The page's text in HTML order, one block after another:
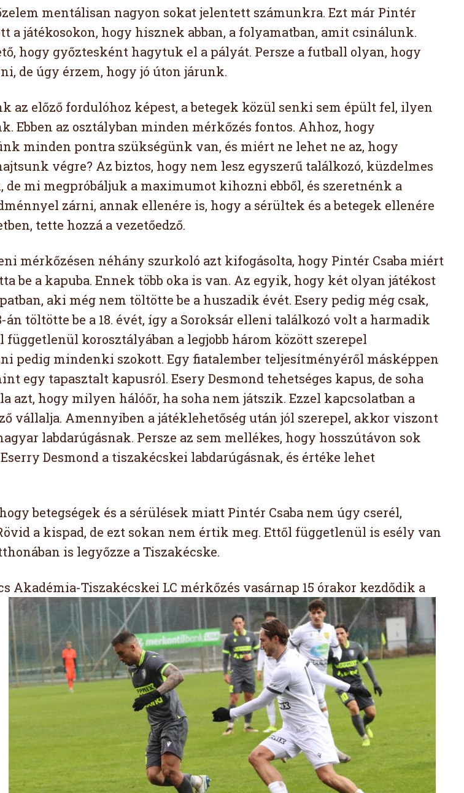
mentálisan nagyon sokat jelentett számunkra. Ezt már Pintér
a játékosokon, hogy hisznek abban, a folyamatban, amit csinálunk.
hogy győztesként hagytuk el a pályát. Persze a futball olyan, hogy
de úgy érzem, hogy jó úton járunk.
az előző fordulóhoz képest, a betegek közül senki sem épült fel, ilyen
Ebben az osztályban minden mérkőzés fontos. Ahhoz, hogy
minden pontra szükségünk van, és miért ne lehet ne az, hogy
végre? Az biztos, hogy nem lesz egyszerű találkozó, küzdelmes
mi megpróbáljuk a maximumot kihozni ebből, és szeretnénk a
zárni, annak ellenére is, hogy a sérültek és a betegek ellenére
tette hozzá a vezetőedző.
mérkőzésen néhány szurkoló azt kifogásolta, hogy Pintér Csaba miért
be a kapuba. Ennek több oka is van. Az egyik, hogy két olyan játékost
aki még nem töltötte be a huszadik évét. Esery pedig még csak,
án töltötte be a 18. évét, így a Soroksár elleni találkozó volt a harmadik
függetlenül korosztályában a legjobb három között szerepel
pedig mindenki szokott. Egy fiatalember teljesítményéről másképpen
egy tapasztalt kapusról. Esery Desmond tehetséges kapus, de soha
azt, hogy milyen hálóőr, ha soha nem játszik. Ezzel kapcsolatban a
vállalja. Amennyiben a játéklehetőség után jól szerepel, akkor viszont
labdarúgásnak. Persze az sem mellékes, hogy hosszútávon sok
Desmond a tiszakécskei labdarúgásnak, és értéke lehet
betegségek és a sérülések miatt Pintér Csaba nem úgy cserél,
a kispad, de ezt sokan nem értik meg. Ettől függetlenül is esély van
is legyőzze a Tiszakécske.
Akadémia-Tiszakécskei LC mérkőzés vasárnap 15 órakor kezdődik a